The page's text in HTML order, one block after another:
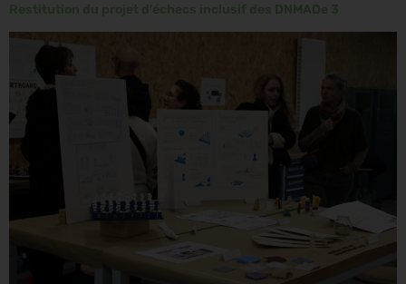
Restitution du projet d’échecs inclusif des DNMADe 3